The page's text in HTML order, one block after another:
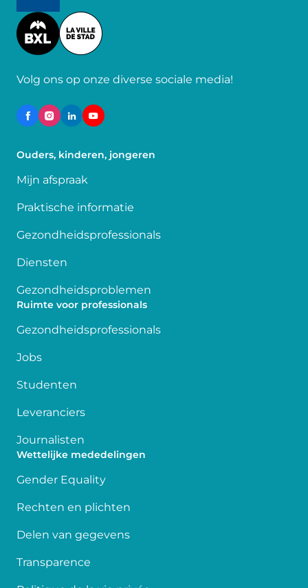
Image
Volg ons op onze diverse sociale media!
Ouders, kinderen, jongeren
Mijn afspraak
Praktische informatie
Gezondheidsprofessionals
Diensten
Gezondheidsproblemen
Ruimte voor professionals
Gezondheidsprofessionals
Jobs
Studenten
Leveranciers
Journalisten
Wettelijke mededelingen
Gender Equality
Rechten en plichten
Delen van gegevens
Transparence